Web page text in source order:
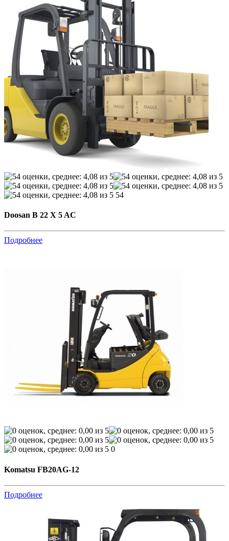
54
Doosan B 22 X 5 AC
Подробнее
0
Komatsu FB20AG-12
Подробнее